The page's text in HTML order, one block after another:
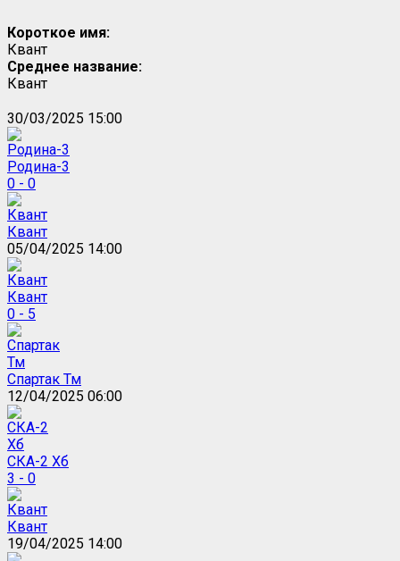
Короткое имя:
Квант
Среднее название:
Квант
30/03/2025 15:00
Родина-3
0 - 0
Квант
05/04/2025 14:00
Квант
0 - 5
Спартак Тм
12/04/2025 06:00
СКА-2 Хб
3 - 0
Квант
19/04/2025 14:00